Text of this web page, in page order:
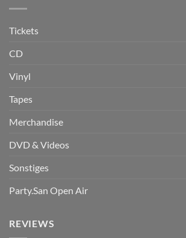
Tickets
CD
Vinyl
Tapes
Merchandise
DVD & Videos
Sonstiges
Party.San Open Air
REVIEWS